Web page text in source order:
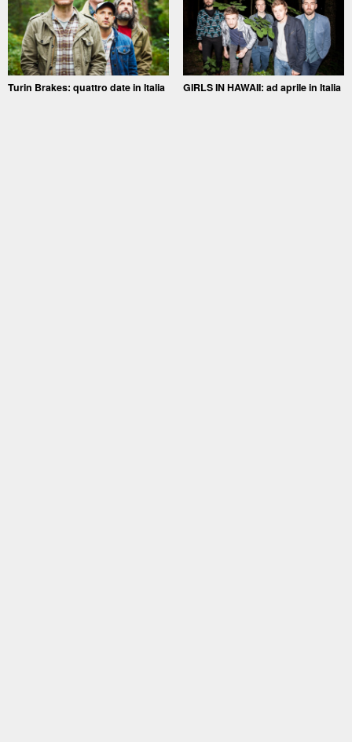
Turin Brakes: quattro date in Italia GIRLS IN HAWAII: ad aprile in Italia